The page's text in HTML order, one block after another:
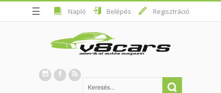
☰ Napló Belépés Regisztráció